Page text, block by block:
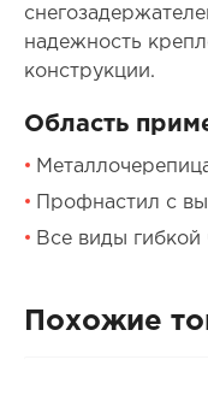
надежность
конструкции.
Область
Профнастил с
Все виды гибкой
Похожие